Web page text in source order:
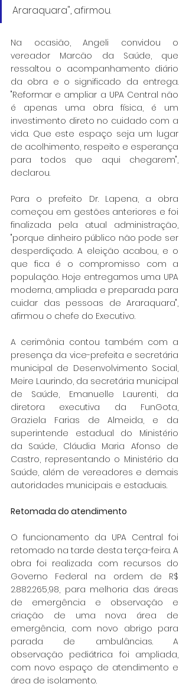
Araraquara", afirmou.
Na ocasião, Angeli convidou o
vereador Marcão da Saúde, que
ressaltou o acompanhamento diário
da obra e o significado da entrega.
"Reformar e ampliar a UPA Central não
é apenas uma obra física, é um
investimento direto no cuidado com a
vida. Que este espaço seja um lugar
de acolhimento, respeito e esperança
para todos que aqui chegarem",
declarou.
Para o prefeito Dr. Lapena, a obra
começou em gestões anteriores e foi
finalizada pela atual administração,
"porque dinheiro público não pode ser
desperdiçado. A eleição acabou, e o
que fica é o compromisso com a
população. Hoje entregamos uma UPA
moderna, ampliada e preparada para
cuidar das pessoas de Araraquara",
afirmou o chefe do Executivo.
A cerimônia contou também com a
presença da vice-prefeita e secretária
municipal de Desenvolvimento Social,
Meire Laurindo, da secretária municipal
de Saúde, Emanuelle Laurenti, da
diretora executiva da FunGota,
Graziela Farias de Almeida, e da
superintende estadual do Ministério
da Saúde, Cláudia Maria Afonso de
Castro, representando o Ministério da
Saúde, além de vereadores e demais
autoridades municipais e estaduais.
Retomada do atendimento
O funcionamento da UPA Central foi
retomado na tarde desta terça-feira. A
obra foi realizada com recursos do
Governo Federal na ordem de R$
2.882.265,98, para melhoria das áreas
de emergência e observação e
criação de uma nova área de
emergência, com novo abrigo para
parada de ambulâncias. A
observação pediátrica foi ampliada,
com novo espaço de atendimento e
área de isolamento.